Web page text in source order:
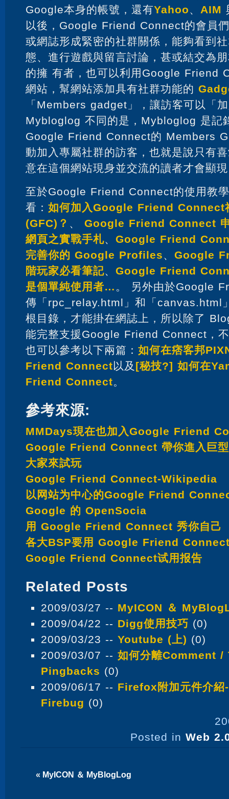
Google本身的帳號，還有Yahoo、 AIM
以後，Google Friend Connect的會員
或網誌形成緊密的社群關係，能夠看到
態、進行遊戲與留言討論，甚或結交為
的擁 有者，也可以利用Google Friend
網站，幫網站添加具有社群功能的
「Members gadget」，讓訪客可以「
Mybloglog 不同的是，Mybloglog 是記
Google Friend Connect的 Members
動加入專屬社群的訪客，也就是說只有
意在這個網站現身並交流的讀者才會顯
至於Google Friend Connect的使用教
看： 如何加入Google Friend Connect
(GFC)？ 、 Google Friend Connect
網頁之實戰手札、 Google Friend
完善你的 Google Profiles、 Google
階玩家必看筆記、 Google Friend
是個單純使用者… 。 另外由於Google
傳「rpc_relay.html」和「canvas.html
根目錄，才能掛在網誌上，所以除了
能完整支援Google Friend Connect，
也可以參考以下兩篇： 如何在痞客邦
Friend Connect以及 [秘技?] 如何在
Friend Connect。
參考來源:
MMDays現在也加入Google Friend
Google Friend Connect 帶你進入巨型
大家來試玩
Google Friend Connect-Wikipedia
以网站为中心的Google Friend
Google 的 OpenSocia
用 Google Friend Connect 秀你自己
各大BSP要用 Google Friend
Google Friend Connect试用报告
Related Posts
2009/03/27 -- MyICON ＆
2009/04/22 -- Digg使用技巧 (0)
2009/03/23 -- Youtube (上) (0)
2009/03/07 -- 如何分離Comment
Pingbacks (0)
2009/06/17 -- Firefox附加元件介紹
Firebug (0)
Posted in Web
« MyICON ＆ MyBlogLog